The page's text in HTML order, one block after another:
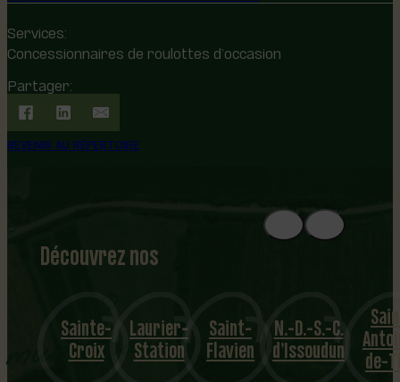
Services:
Concessionnaires de roulottes d’occasion
Partager:
REVENIR AU RÉPERTOIRE
Découvrez nos
1
8
mu
nicipalités
Sainte-
Croix
Laurier-
Station
Saint-
Flavien
N.-D.-S.-C.
d’Issoudun de-